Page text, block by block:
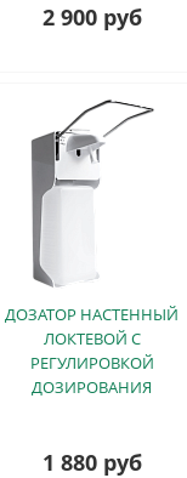
2 900 руб
ДОЗАТОР НАСТЕННЫЙ
ЛОКТЕВОЙ С
РЕГУЛИРОВКОЙ
ДОЗИРОВАНИЯ
1 880 руб